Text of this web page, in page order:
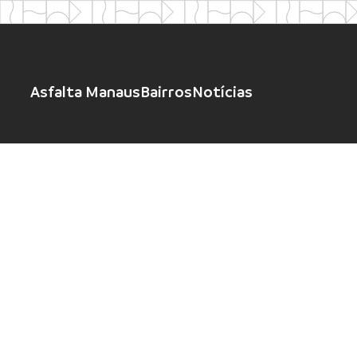
Asfalta ManausBairrosNotícias